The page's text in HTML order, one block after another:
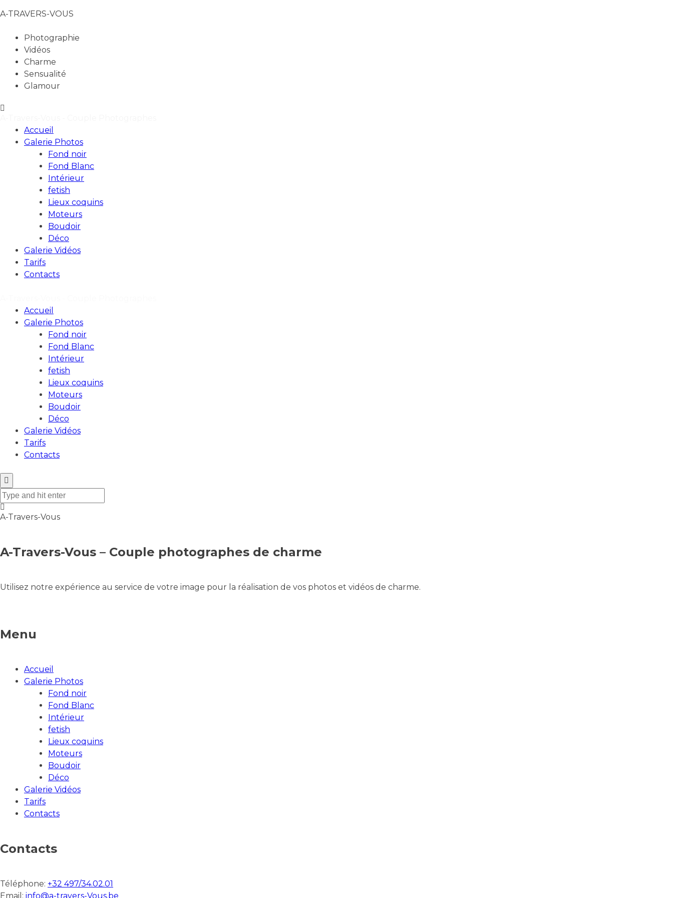
A-TRAVERS-VOUS
Photographie
Vidéos
Charme
Sensualité
Glamour
Accueil
Galerie Photos
Fond noir
Fond Blanc
Intérieur
fetish
Lieux coquins
Moteurs
Boudoir
Déco
Galerie Vidéos
Tarifs
Contacts
Accueil
Galerie Photos
Fond noir
Fond Blanc
Intérieur
fetish
Lieux coquins
Moteurs
Boudoir
Déco
Galerie Vidéos
Tarifs
Contacts
A-Travers-Vous
A-Travers-Vous – Couple photographes de charme
Utilisez notre expérience au service de votre image pour la réalisation de vos photos et vidéos de charme.
Menu
Accueil
Galerie Photos
Fond noir
Fond Blanc
Intérieur
fetish
Lieux coquins
Moteurs
Boudoir
Déco
Galerie Vidéos
Tarifs
Contacts
Contacts
Téléphone: +32 497/34.02.01
Email: info@a-travers-Vous.be